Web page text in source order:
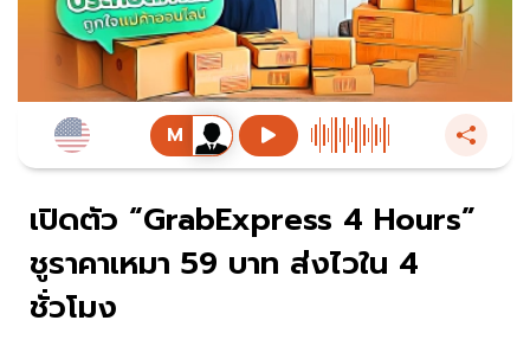
เปิดตัว “GrabExpress 4 Hours”
ชูราคาเหมา 59 บาท ส่งไวใน 4
ชั่วโมง